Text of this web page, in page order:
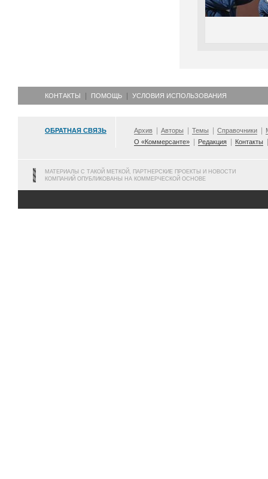
КОНТАКТЫ ПОМОЩЬ УСЛОВИЯ ИСПОЛЬЗОВАНИЯ
ОБРАТНАЯ СВЯЗЬ Архив Авторы Темы Справочники
О «Коммерсанте»
Редакция Контакты
МАТЕРИАЛЫ С ТАКОЙ МЕТКОЙ, ПАРТНЕРСКИЕ ПРОЕКТЫ И НОВОСТИ
КОМПАНИЙ ОПУБЛИКОВАНЫ НА КОММЕРЧЕСКОЙ ОСНОВЕ